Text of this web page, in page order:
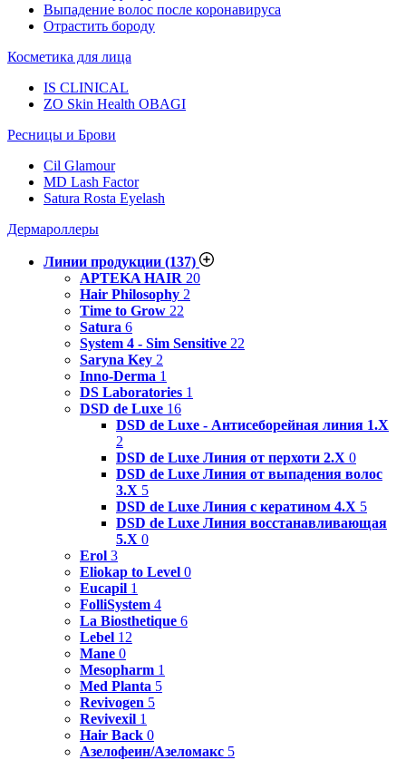
Выпадение волос после коронавируса
Отрастить бороду
Косметика для лица
IS CLINICAL
ZO Skin Health OBAGI
Ресницы и Брови
Cil Glamour
MD Lash Factor
Satura Rosta Eyelash
Дермароллеры
Линии продукции (137)
APTEKA HAIR 20
Hair Philosophy 2
Time to Grow 22
Satura 6
System 4 - Sim Sensitive 22
Saryna Key 2
Inno-Derma 1
DS Laboratories 1
DSD de Luxe 16
DSD de Luxe - Антисеборейная линия 1.X
2
DSD de Luxe Линия от перхоти 2.Х 0
DSD de Luxe Линия от выпадения волос
3.Х 5
DSD de Luxe Линия с кератином 4.Х 5
DSD de Luxe Линия восстанавливающая
5.Х 0
Erol 3
Eliokap to Level 0
Eucapil 1
FolliSystem 4
La Biosthetique 6
Lebel 12
Mane 0
Mesopharm 1
Med Planta 5
Revivogen 5
Revivexil 1
Hair Back 0
Азелофеин/Aзеломакс 5